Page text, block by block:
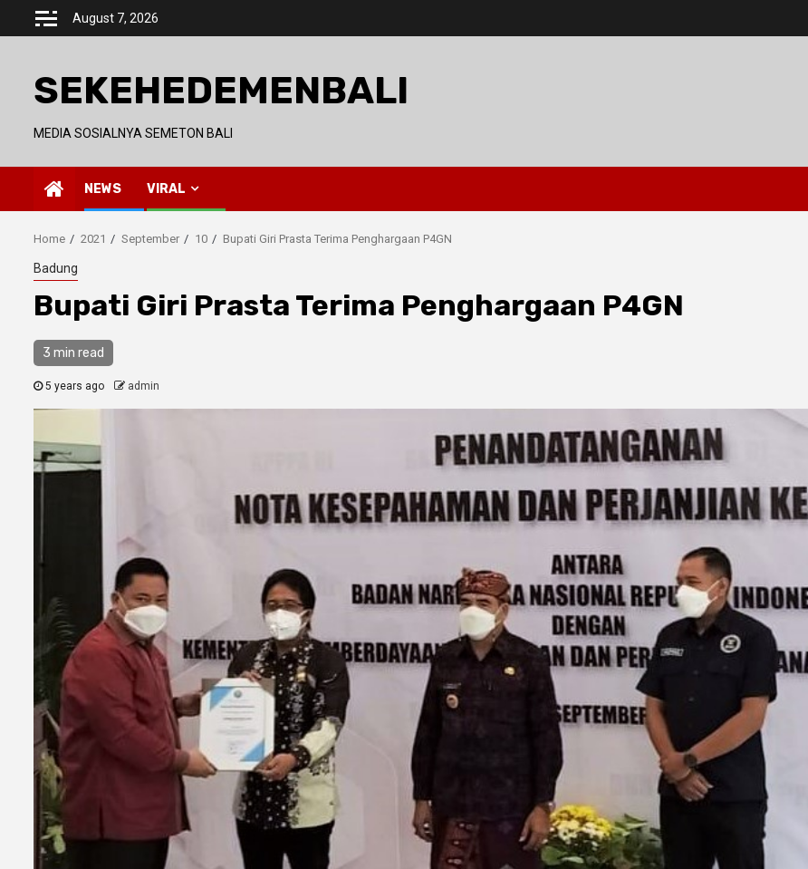
August 7, 2026
SEKEHEDEMENBALI
MEDIA SOSIALNYA SEMETON BALI
NEWS VIRAL
Home 2021 September 10 Bupati Giri Prasta Terima Penghargaan P4GN
Badung
Bupati Giri Prasta Terima Penghargaan P4GN
3 min read
5 years ago admin